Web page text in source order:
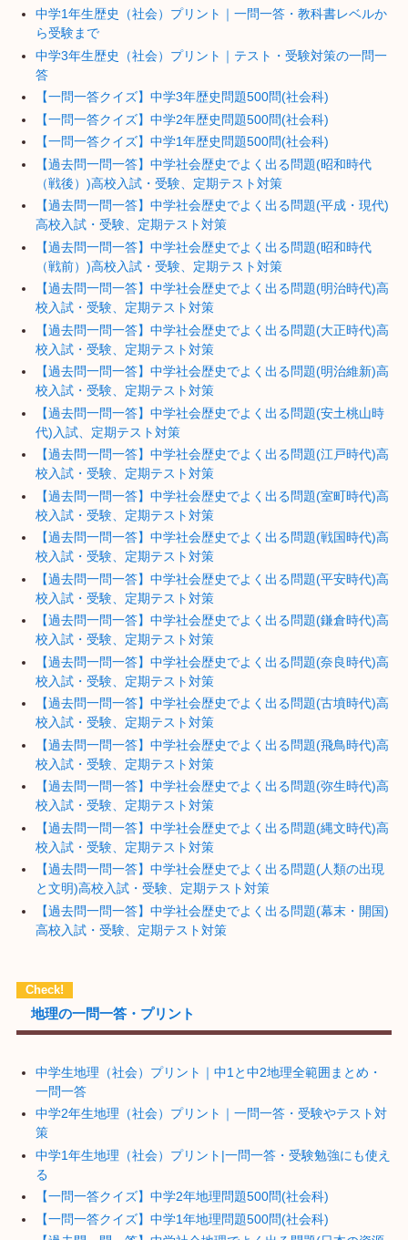
中学1年生歴史（社会）プリント｜一問一答・教科書レベルか
ら受験まで
中学3年生歴史（社会）プリント｜テスト・受験対策の一問一
答
【一問一答クイズ】中学3年歴史問題500問(社会科)
【一問一答クイズ】中学2年歴史問題500問(社会科)
【一問一答クイズ】中学1年歴史問題500問(社会科)
【過去問一問一答】中学社会歴史でよく出る問題(昭和時代
（戦後）)高校入試・受験、定期テスト対策
【過去問一問一答】中学社会歴史でよく出る問題(平成・現代)
高校入試・受験、定期テスト対策
【過去問一問一答】中学社会歴史でよく出る問題(昭和時代
（戦前）)高校入試・受験、定期テスト対策
【過去問一問一答】中学社会歴史でよく出る問題(明治時代)高
校入試・受験、定期テスト対策
【過去問一問一答】中学社会歴史でよく出る問題(大正時代)高
校入試・受験、定期テスト対策
【過去問一問一答】中学社会歴史でよく出る問題(明治維新)高
校入試・受験、定期テスト対策
【過去問一問一答】中学社会歴史でよく出る問題(安土桃山時
代)入試、定期テスト対策
【過去問一問一答】中学社会歴史でよく出る問題(江戸時代)高
校入試・受験、定期テスト対策
【過去問一問一答】中学社会歴史でよく出る問題(室町時代)高
校入試・受験、定期テスト対策
【過去問一問一答】中学社会歴史でよく出る問題(戦国時代)高
校入試・受験、定期テスト対策
【過去問一問一答】中学社会歴史でよく出る問題(平安時代)高
校入試・受験、定期テスト対策
【過去問一問一答】中学社会歴史でよく出る問題(鎌倉時代)高
校入試・受験、定期テスト対策
【過去問一問一答】中学社会歴史でよく出る問題(奈良時代)高
校入試・受験、定期テスト対策
【過去問一問一答】中学社会歴史でよく出る問題(古墳時代)高
校入試・受験、定期テスト対策
【過去問一問一答】中学社会歴史でよく出る問題(飛鳥時代)高
校入試・受験、定期テスト対策
【過去問一問一答】中学社会歴史でよく出る問題(弥生時代)高
校入試・受験、定期テスト対策
【過去問一問一答】中学社会歴史でよく出る問題(縄文時代)高
校入試・受験、定期テスト対策
【過去問一問一答】中学社会歴史でよく出る問題(人類の出現
と文明)高校入試・受験、定期テスト対策
【過去問一問一答】中学社会歴史でよく出る問題(幕末・開国)
高校入試・受験、定期テスト対策
地理の一問一答・プリント
中学生地理（社会）プリント｜中1と中2地理全範囲まとめ・
一問一答
中学2年生地理（社会）プリント｜一問一答・受験やテスト対
策
中学1年生地理（社会）プリント|一問一答・受験勉強にも使え
る
【一問一答クイズ】中学2年地理問題500問(社会科)
【一問一答クイズ】中学1年地理問題500問(社会科)